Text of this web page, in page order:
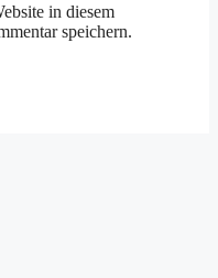
in diesem
speichern.